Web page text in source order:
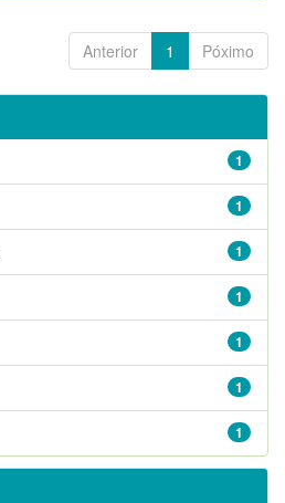
Anterior 1 Póximo
1
1
1
1
1
1
1